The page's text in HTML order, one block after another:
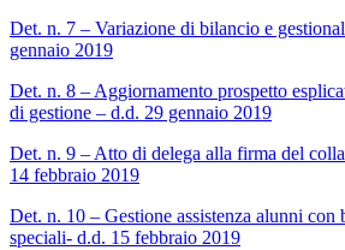
Det. n. 7 – Variazione di bilancio e
gennaio 2019
Det. n. 8 – Aggiornamento prospetto
di gestione – d.d. 29 gennaio 2019
Det. n. 9 – Atto di delega alla firma del
14 febbraio 2019
Det. n. 10 – Gestione assistenza alunni con
speciali- d.d. 15 febbraio 2019